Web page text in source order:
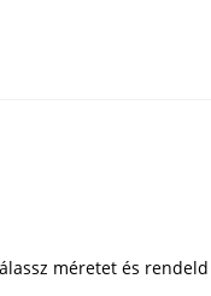
méretet és